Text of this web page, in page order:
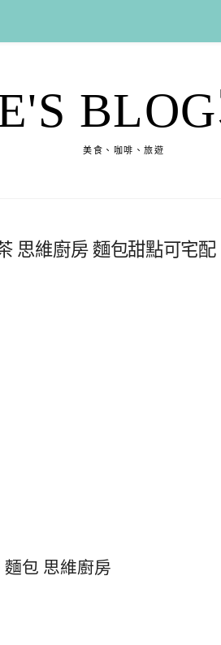
美食、咖啡、旅遊
思維廚房 麵包甜點可宅配
包 思維廚房